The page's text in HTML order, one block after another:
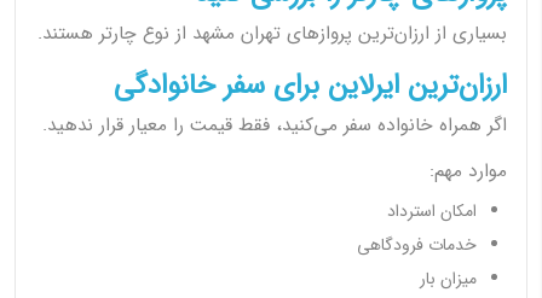
بسیاری از ارزان‌ترین پروازهای تهران مشهد از نوع چارتر هستند.
ارزان‌ترین ایرلاین برای سفر خانوادگی
اگر همراه خانواده سفر می‌کنید، فقط قیمت را معیار قرار ندهید.
موارد مهم:
امکان استرداد
خدمات فرودگاهی
میزان بار